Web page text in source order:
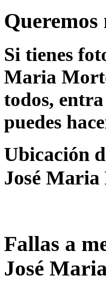
Queremos
Si tienes
Maria
todos,
puedes
Ubicación
José
Fallas a
José